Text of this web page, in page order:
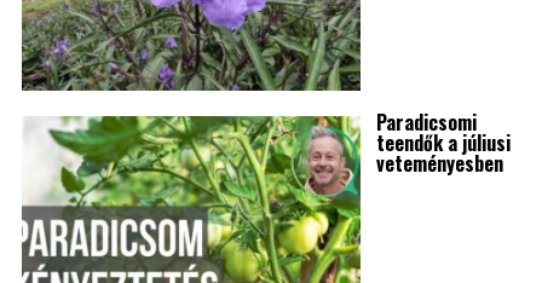
Paradicsomi
teendők a júliusi
veteményesben